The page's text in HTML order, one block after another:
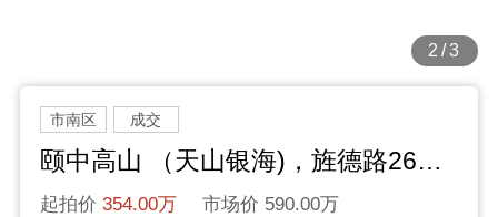
2/3
市南区 成交
颐中高山 （天山银海)，旌德路26号，2层
起拍价 354.00万 市场价 590.00万